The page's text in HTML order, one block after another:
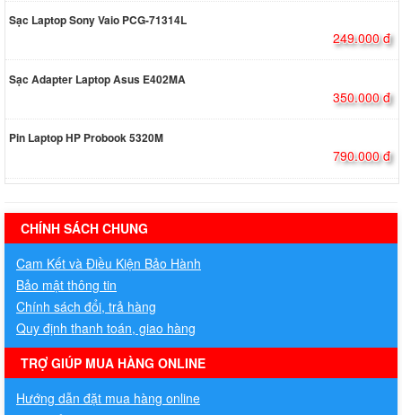
Sạc Laptop Sony Vaio PCG-71314L
249.000 đ
Sạc Adapter Laptop Asus E402MA
350.000 đ
Pin Laptop HP Probook 5320M
790.000 đ
hermes handbags outlet online
CHÍNH SÁCH CHUNG
Cam Kết và Điều Kiện Bảo Hành
Bảo mật thông tin
Chính sách đổi, trả hàng
Quy định thanh toán, giao hàng
TRỢ GIÚP MUA HÀNG ONLINE
Hướng dẫn đặt mua hàng online